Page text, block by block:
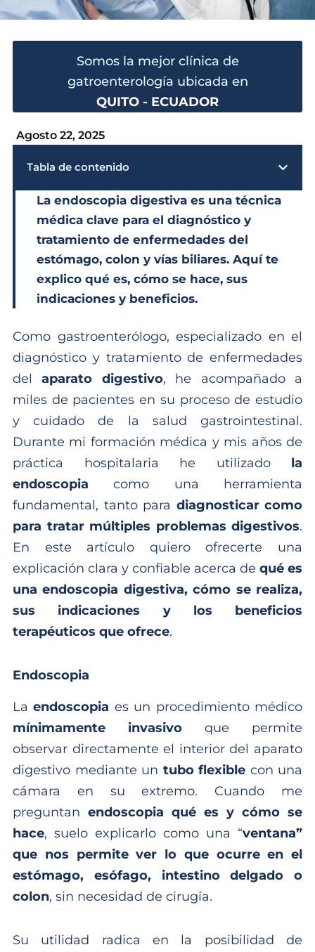
Somos la mejor clínica de
gatroenterología ubicada en
QUITO - ECUADOR
Agosto 22, 2025
Tabla de contenido
La endoscopia digestiva es una técnica
médica clave para el diagnóstico y
tratamiento de enfermedades del
estómago, colon y vías biliares. Aquí te
explico qué es, cómo se hace, sus
indicaciones y beneficios.
Como gastroenterólogo, especializado en el
diagnóstico y tratamiento de enfermedades
delaparato digestivo, he acompañado a
miles de pacientes en su proceso de estudio
y cuidado de la salud gastrointestinal.
Durante mi formación médica y mis años de
práctica hospitalaria he utilizadola
endoscopiacomo una herramienta
fundamental, tanto para diagnosticar como
para tratar múltiples problemas digestivos.
En este artículo quiero ofrecerte una
explicación clara y confiable acerca de qué es
una endoscopia digestiva, cómo se realiza,
sus indicaciones y los beneficios
terapéuticos que ofrece.
Endoscopia
Laendoscopia es un procedimiento médico
mínimamente invasivo que permite
observar directamente el interior del aparato
digestivo mediante un tubo flexible con una
cámara en su extremo. Cuando me
preguntan endoscopia qué es y cómo se
hace, suelo explicarlo como una “ventana”
que nos permite ver lo que ocurre en el
estómago, esófago, intestino delgado o
colon, sin necesidad de cirugía.
Su utilidad radica en la posibilidad de